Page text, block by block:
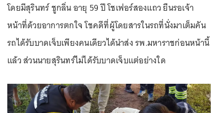
โดยมีสุรินทร์ ชูกลิ่น อายุ 59 ปี โชเฟอร์สองแถว ยืนรอเจ้า
หน้าที่ด้วยอาการตกใจ โชคดีที่ผู้โดยสารในรถที่นั่งมาเต็มคัน
รถได้รับบาดเจ็บเพียงคนเดียวได้นำส่ง รพ.มหาราชก่อนหน้านี้
แล้ว ส่วนนายสุรินทร์ไม่ได้รับบาดเจ็บแต่อย่างใด